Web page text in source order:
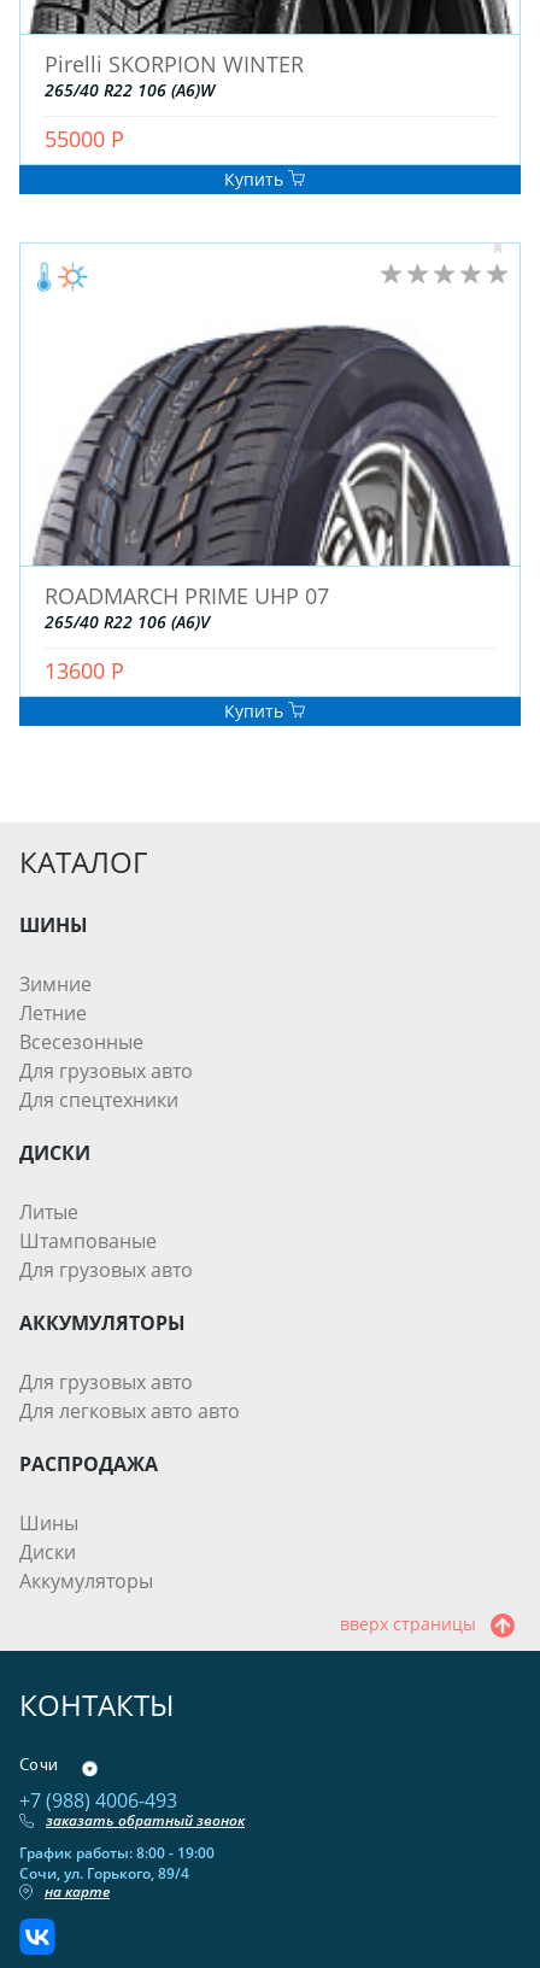
Pirelli SKORPION WINTER
265/40 R22 106 (A6)W
55000 Р
Купить
ROADMARCH PRIME UHP 07
265/40 R22 106 (A6)V
13600 Р
Купить
КАТАЛОГ
ШИНЫ
Зимние
Летние
Всесезонные
Для грузовых авто
Для спецтехники
ДИСКИ
Литые
Штампованые
Для грузовых авто
АККУМУЛЯТОРЫ
Для грузовых авто
Для легковых авто авто
РАСПРОДАЖА
Шины
Диски
Аккумуляторы
вверх страницы
КОНТАКТЫ
Сочи
+7 (988) 4006-493
заказать обратный звонок
График работы: 8:00 - 19:00
Сочи, ул. Горького, 89/4
на карте